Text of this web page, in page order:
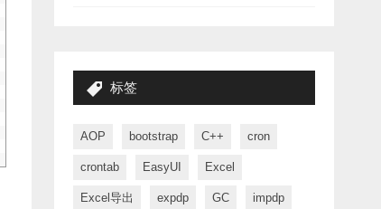
标签
AOP bootstrap C++ cron
crontab EasyUI Excel
Excel导出 expdp GC impdp